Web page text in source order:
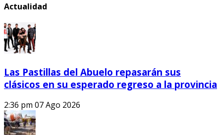
Actualidad
Las Pastillas del Abuelo repasarán sus
clásicos en su esperado regreso a la provincia
2:36 pm 07 Ago 2026